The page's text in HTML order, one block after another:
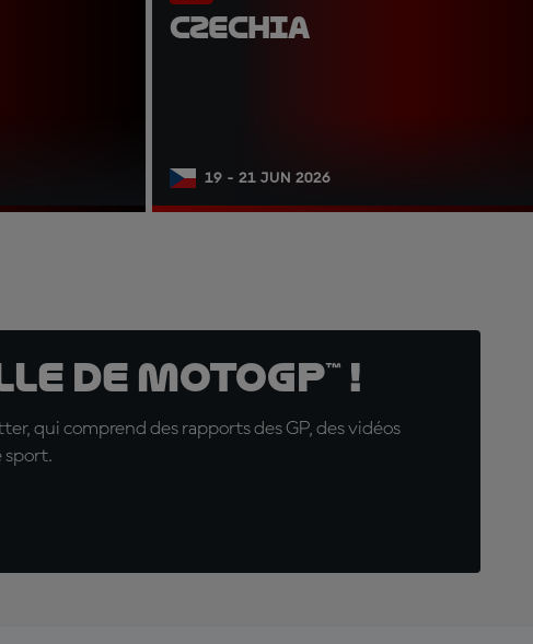
CZECHIA
19 - 21 JUN 2026
de MotoGP™ !
qui comprend des rapports des GP, des vidéos
sport.